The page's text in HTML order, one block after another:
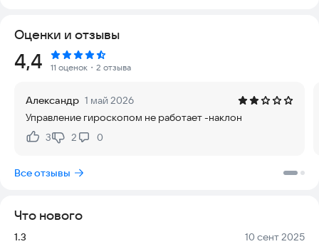
Чувствуете жажду скорости? Экшн и драйв, потрясающие
автомобили и многое другое в игре машины симулятор с
интуитивно понятным управлением и безумными
► Чтобы ваш пульс участился…
• Держитесь в полосе: 33 уникальных уровня с
головокружительной гонки. Плюс 8 разных боссов на
• Гонки по всему миру: 15 уникальных локаций с разными
Оценки и отзывы
Рейтинг:
4,4 11 оценок ・2 отзыва
Александр 1 май 2026
Управление гироскопом не работает -наклон
Нравится:
3Не нравится:
2 0
Все отзывы
Что нового
Версия:
1.3 Дата:
10 сент 2025